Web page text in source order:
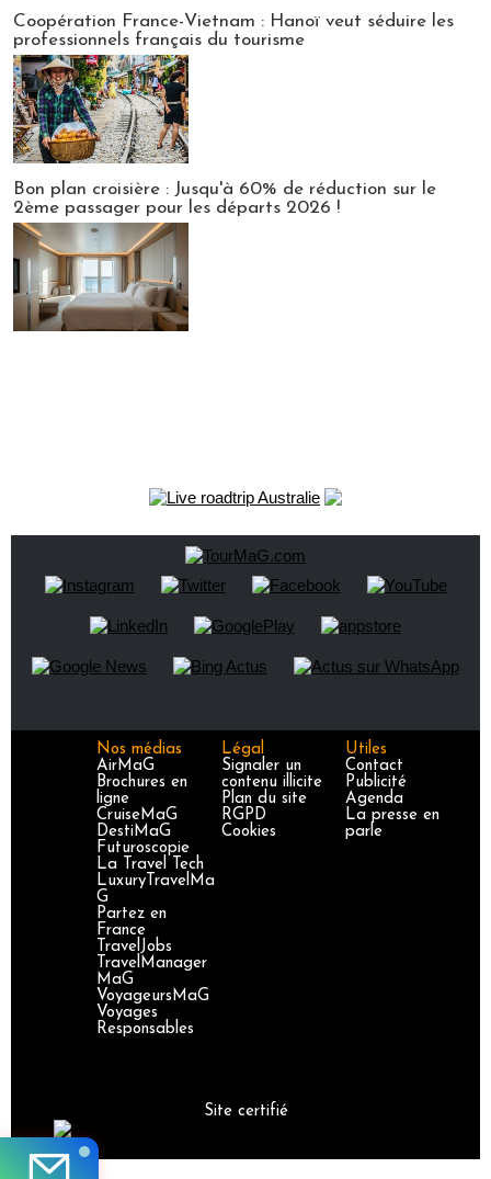
Coopération France-Vietnam : Hanoï veut séduire les
professionnels français du tourisme
Bon plan croisière : Jusqu'à 60% de réduction sur le
2ème passager pour les départs 2026 !
Nos médias
AirMaG
Brochures en
ligne
CruiseMaG
DestiMaG
Futuroscopie
La Travel Tech
LuxuryTravelMa
G
Partez en
France
TravelJobs
TravelManager
MaG
VoyageursMaG
Voyages
Responsables
Légal
Signaler un
contenu illicite
Plan du site
RGPD
Cookies
Utiles
Contact
Publicité
Agenda
La presse en
parle
Site certifié